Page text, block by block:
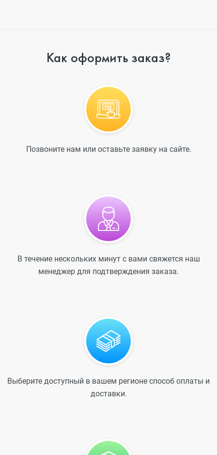
Как оформить заказ?
Позвоните нам или оставьте заявку на сайте.
В течение нескольких минут с вами свяжется наш
менеджер для подтверждения заказа.
Выберите доступный в вашем регионе способ оплаты и
доставки.